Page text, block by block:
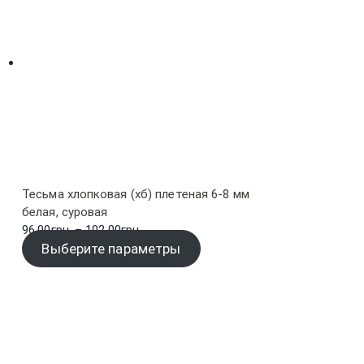
Тесьма хлопковая (хб) плетеная 6-8 мм
белая, суровая
96.00грн. – 102.00грн.Диапазон
цен:
96.00грн.
Выберите параметры